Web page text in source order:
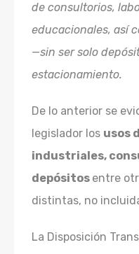
de consultorios,
educacionales, así
—sin ser solo
estacionamiento.
De lo anterior se
legislador los usos
industriales,
depósitos entre
distintas, no
La Disposición